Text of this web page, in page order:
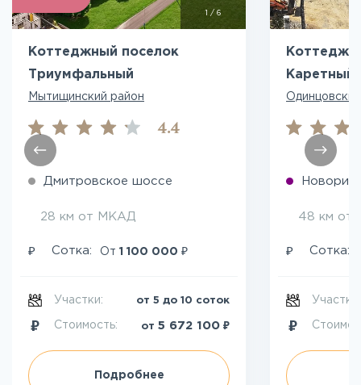
1 / 6
Коттеджный поселок
Триумфальный
Мытищинский район
4.4
Дмитровское шоссе
28 км от МКАД
₽ Сотка: От 1 100 000 ₽
Участки: от 5 до 10 соток
Стоимость: от 5 672 100 ₽
Подробнее
Каретный
48 км от
₽ Сотка:
Участки: